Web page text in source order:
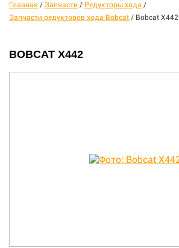
Главная / Запчасти / Редукторы хода /
Запчасти редукторов хода Bobcat / Bobcat X442
BOBCAT X442